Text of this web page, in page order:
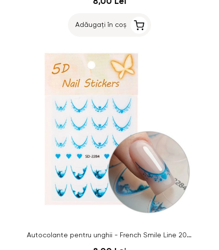
Adăugați în coș
Autocolante pentru unghii - French Smile Line 20 buc, albastre - SD2284